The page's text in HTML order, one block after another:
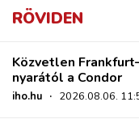
RÖVIDEN
Közvetlen
nyarától a Condor
iho.hu · 2026.08.06.